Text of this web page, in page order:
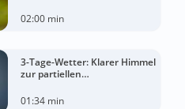
02:00 min
3-Tage-Wetter: Klarer Himmel
zur partiellen
Mittwoch?
01:34 min